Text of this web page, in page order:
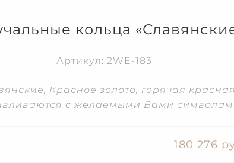
кольца
Артикул: 2WE-183
Красное золото, горячая
с желаемыми Вами
180 276